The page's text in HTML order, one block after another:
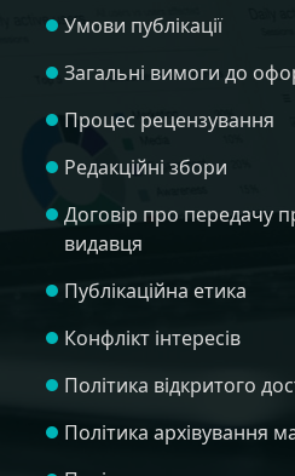
Умови публікації
Загальні вимоги до
Процес рецензування
Редакційні збори
Договір про передачу
видавця
Публікаційна етика
Конфлікт інтересів
Політика відкритого
Політика архівування